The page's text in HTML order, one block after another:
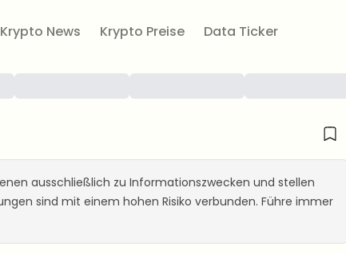
Krypto News Krypto Preise Data Ticker
ausschließlich zu Informationszwecken und stellen
sind mit einem hohen Risiko verbunden. Führe immer